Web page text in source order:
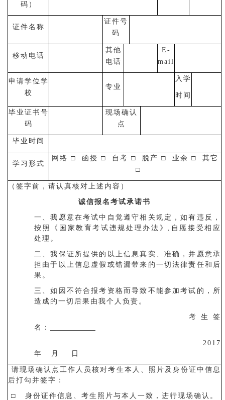
码）
证件名称
证件号
码
移动电话
其他
电话
E-
mail
申请学位学
校
专业
入学
时间
毕业证书号
码
现场确认
点
毕业时间
学习形式
网络 □ 函授 □ 自考 □ 脱产 □ 业余 □ 其它
□
（签字前，请认真核对上述内容）
诚信报名考试承诺书
一、我愿意在考试中自觉遵守相关规定，如有违反，
按照《国家教育考试违规处理办法》,自愿接受相应
处理。
二、我保证所提供的以上信息真实、准确，并愿意承
担由于以上信息虚假或错漏带来的一切法律责任和后
果。
三、如因不符合报考资格而导致不能参加考试的，所
造成的一切后果由我个人负责。
考生签
名：
2017
年 月 日
请现场确认点工作人员核对考生本人、照片及身份证中信息
后打勾并签字：
□ 身份证件信息、考生照片与本人一致，进行现场确认。